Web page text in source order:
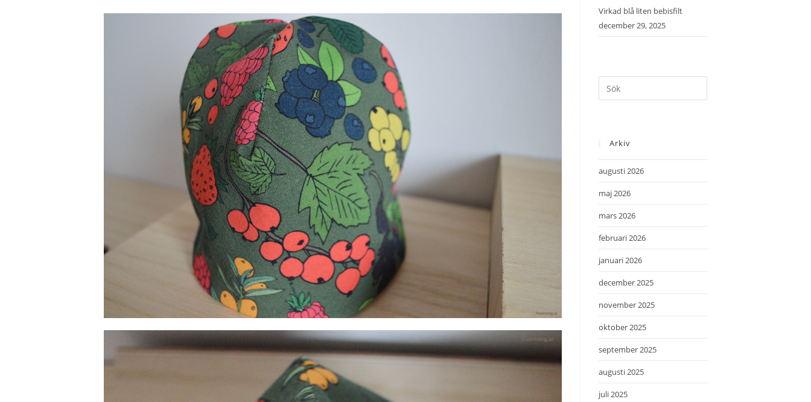
Virkad blå liten bebisfilt
december 29, 2025
Arkiv
augusti 2026
maj 2026
mars 2026
februari 2026
januari 2026
december 2025
november 2025
oktober 2025
september 2025
augusti 2025
juli 2025